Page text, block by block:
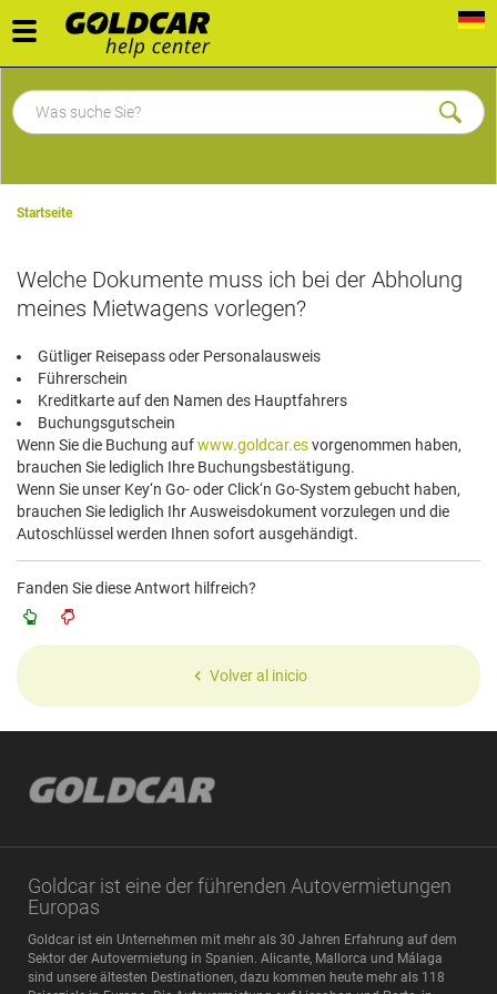
Toggle
navigation
Startseite
Welche Dokumente muss ich bei der Abholung
meines Mietwagens vorlegen?
Gütliger Reisepass oder Personalausweis
Führerschein
Kreditkarte auf den Namen des Hauptfahrers
Buchungsgutschein
Wenn Sie die Buchung aufwww.goldcar.esvorgenommen haben,
brauchen Sie lediglich Ihre Buchungsbestätigung.
Wenn Sie unser Key‘n Go- oder Click‘n Go-System gebucht haben,
brauchen Sie lediglich Ihr Ausweisdokument vorzulegen und die
Autoschlüssel werden Ihnen sofort ausgehändigt.
Fanden Sie diese Antwort hilfreich?
Volver al inicio
Goldcar ist eine der führenden Autovermietungen
Europas
Goldcar ist ein Unternehmen mit mehr als 30 Jahren Erfahrung auf dem
Sektor der Autovermietung in Spanien. Alicante, Mallorca und Málaga
sind unsere ältesten Destinationen, dazu kommen heute mehr als 118